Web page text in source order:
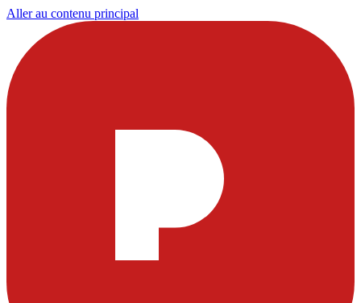
Aller au contenu principal